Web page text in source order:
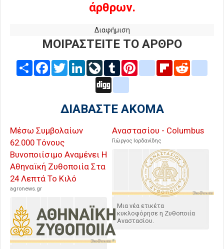
άρθρων.
Διαφήμιση
ΜΟΙΡΑΣΤΕΙΤΕ ΤΟ ΑΡΘΡΟ
Share FacebookTwitterLinkedInLiveJournal
Tumblr Pinterestblogger_post
Flipboard
ΔΙΑΒΑΣΤΕ ΑΚΟΜΑ
Μέσω Συμβολαίων
62.000 Τόνους
Βυνοποιίσιμο Αναμένει Η
Αθηναϊκή Ζυθοποιία Στα
24 Λεπτά Το Κιλό
agronews.gr
Αναστασίου - Columbus
Γιώργος Ιορδανίδης
Μια νέα ετικέτα
κυκλοφόρησε η Ζυθοποιία
Αναστασίου.